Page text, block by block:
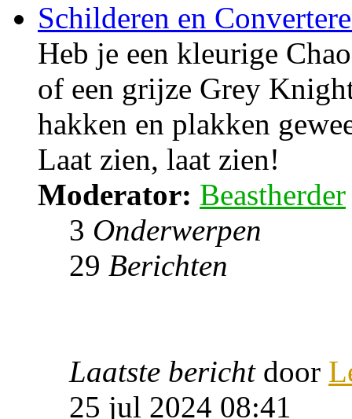
Schilderen en
Heb je een kleurige
of een grijze Grey
hakken en plakken
Laat zien, laat zien!
Moderator: Beastherder
3 Onderwerpen
29 Berichten
Laatste berichtdoor
25 jul 2024 08:41